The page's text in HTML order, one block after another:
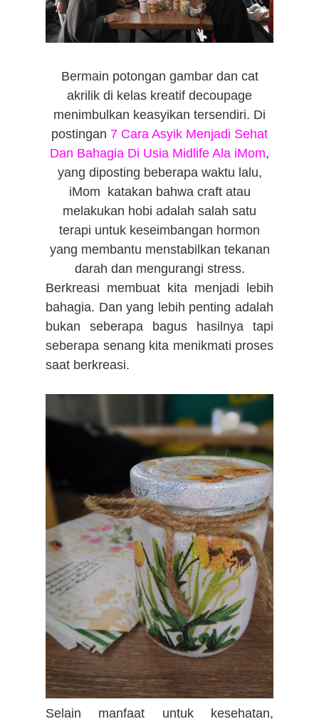
Bermain potongan gambar dan cat
akrilik di kelas kreatif decoupage
menimbulkan keasyikan tersendiri. Di
postingan 7 Cara Asyik Menjadi Sehat
Dan Bahagia Di Usia Midlife Ala iMom,
yang diposting beberapa waktu lalu,
iMom katakan bahwa craft atau
melakukan hobi adalah salah satu
terapi untuk keseimbangan hormon
yang membantu menstabilkan tekanan
darah dan mengurangi stress.
Berkreasi membuat kita menjadi lebih
bahagia. Dan yang lebih penting adalah
bukan seberapa bagus hasilnya tapi
seberapa senang kita menikmati proses
saat berkreasi.
Selain manfaat untuk kesehatan,